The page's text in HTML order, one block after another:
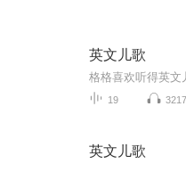
英文儿歌
格格喜欢听得英文
19 3217
英文儿歌